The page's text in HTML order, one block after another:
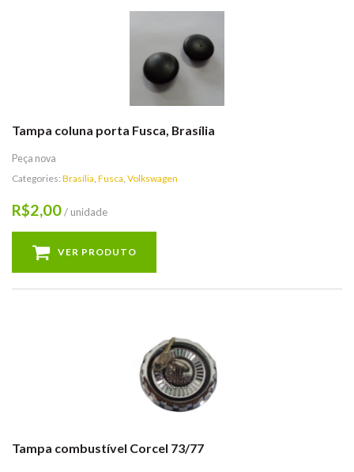
Tampa coluna porta Fusca, Brasília
Peça nova
Categories: Brasília, Fusca, Volkswagen
R$2,00/ unidade
VER PRODUTO
Tampa combustível Corcel 73/77